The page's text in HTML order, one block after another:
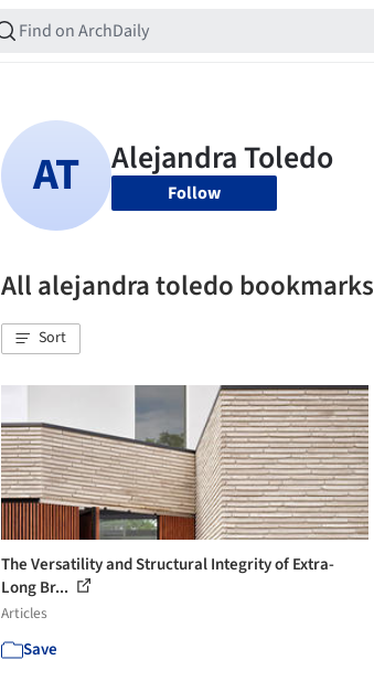
Follow
All alejandra toledo bookmarks
Sort
The Versatility and Structural Integrity of Extra-
Long Br...
Articles
Save